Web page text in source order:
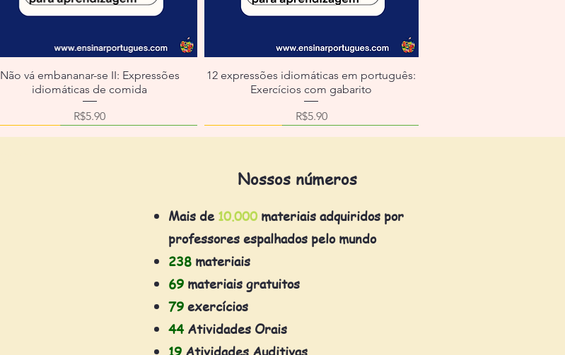
Não vá embananar-se II: Expressões
idiomáticas de comida
Price
R$5.90
12 expressões idiomáticas em português:
Exercícios com gabarito
Price
R$5.90
Nossos números
Mais de 10.000 materiais adquiridos por
professores espalhados pelo mundo
238 materiais
69 materiais gratuitos
79 exercícios
44Atividades Orais
19 Atividades Auditivas